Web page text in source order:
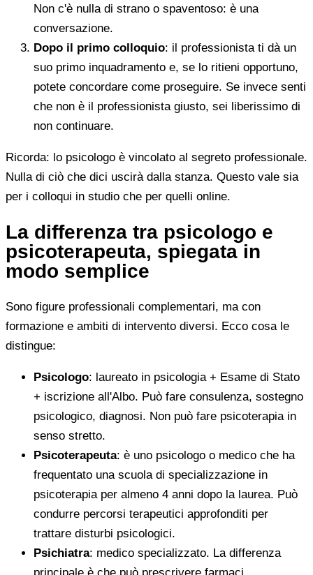
Non c'è nulla di strano o spaventoso: è una
conversazione.
Dopo il primo colloquio: il professionista ti dà un
suo primo inquadramento e, se lo ritieni opportuno,
potete concordare come proseguire. Se invece senti
che non è il professionista giusto, sei liberissimo di
non continuare.
Ricorda: lo psicologo è vincolato al segreto professionale.
Nulla di ciò che dici uscirà dalla stanza. Questo vale sia
per i colloqui in studio che per quelli online.
La differenza tra psicologo e
psicoterapeuta, spiegata in
modo semplice
Sono figure professionali complementari, ma con
formazione e ambiti di intervento diversi. Ecco cosa le
distingue:
Psicologo: laureato in psicologia + Esame di Stato
+ iscrizione all'Albo. Può fare consulenza, sostegno
psicologico, diagnosi. Non può fare psicoterapia in
senso stretto.
Psicoterapeuta: è uno psicologo o medico che ha
frequentato una scuola di specializzazione in
psicoterapia per almeno 4 anni dopo la laurea. Può
condurre percorsi terapeutici approfonditi per
trattare disturbi psicologici.
Psichiatra: medico specializzato. La differenza